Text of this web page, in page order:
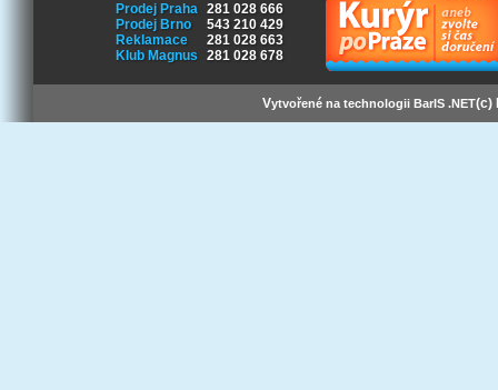
Prodej Praha 281 028 666
Prodej Brno
543 210 429
Reklamace
281 028 663
Klub Magnus
281 028 678
Vytvořené na technologii BarIS .NET(c)